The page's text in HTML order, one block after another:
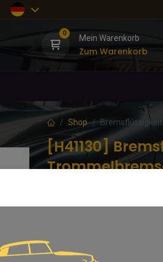
0
Mein Warenkorb
Zum Warenkorb
Shop
[H41130]